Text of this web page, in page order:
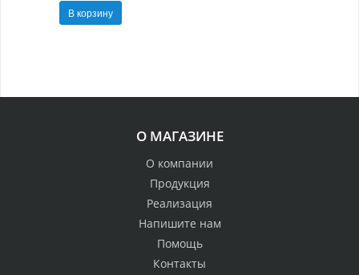
В корзину
О МАГАЗИНЕ
О компании
Продукция
Реализация
Напишите нам
Помощь
Контакты